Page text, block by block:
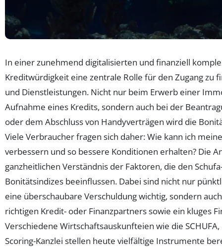
In einer zunehmend digitalisierten und finanziell
Kreditwürdigkeit eine zentrale Rolle für den Zugang zu
und Dienstleistungen. Nicht nur beim Erwerb einer
Aufnahme eines Kredits, sondern auch bei der
oder dem Abschluss von Handyverträgen wird die
Viele Verbraucher fragen sich daher: Wie kann ich
verbessern und so bessere Konditionen erhalten? Die
ganzheitlichen Verständnis der Faktoren, die den
Bonitätsindizes beeinflussen. Dabei sind nicht nur
eine überschaubare Verschuldung wichtig, sondern
richtigen Kredit- oder Finanzpartners sowie ein kluges
Verschiedene Wirtschaftsauskunfteien wie die
Scoring-Kanzlei stellen heute vielfältige Instrumente